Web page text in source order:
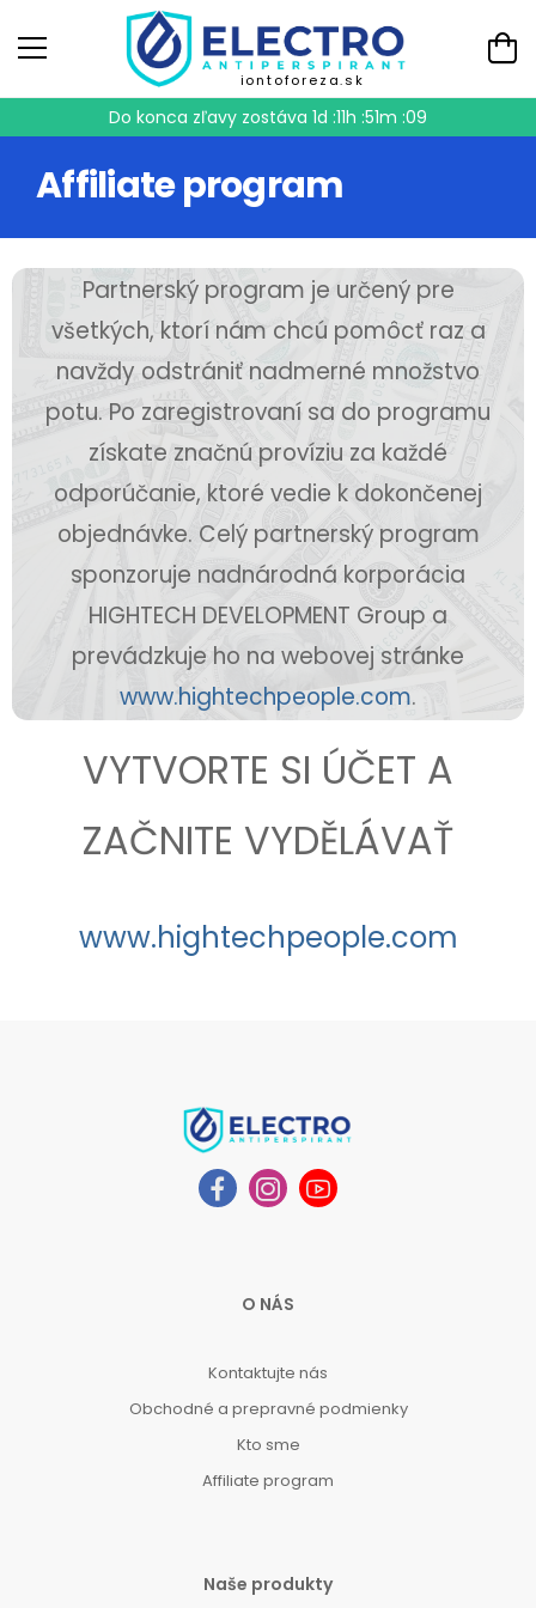
iontoforeza.sk
Do konca zľavy zostáva 1d :11h :51m :09
Affiliate program
Partnerský program je určený pre
všetkých, ktorí nám chcú pomôcť raz a
navždy odstrániť nadmerné množstvo
potu. Po zaregistrovaní sa do programu
získate značnú províziu za každé
odporúčanie, ktoré vedie k dokončenej
objednávke. Celý partnerský program
sponzoruje nadnárodná korporácia
HIGHTECH DEVELOPMENT Group a
prevádzkuje ho na webovej stránke
www.hightechpeople.com.
VYTVORTE SI ÚČET A
ZAČNITE VYDĚLÁVAŤ
www.hightechpeople.com
O NÁS
Kontaktujte nás
Obchodné a prepravné podmienky
Kto sme
Affiliate program
Naše produkty